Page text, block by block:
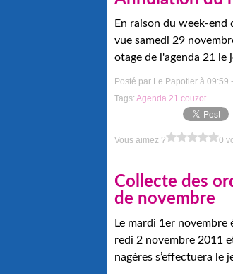
En raison du week-end
vue samedi 29
otage de l'agenda 21 le
Posté par Le Papotier à 09:59 -
Tags: Agenda 21 couzot
Vous aimez ? 0
Collecte des
de novembre
Le mardi 1er
redi 2 novembre 2011
nagères s’effectuera le